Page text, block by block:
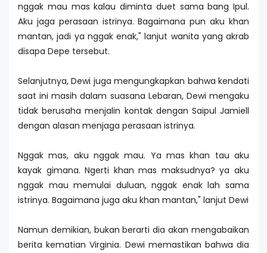
nggak mau mas kalau diminta duet sama bang Ipul.
Aku jaga perasaan istrinya. Bagaimana pun aku khan
mantan, jadi ya nggak enak," lanjut wanita yang akrab
disapa Depe tersebut.
Selanjutnya, Dewi juga mengungkapkan bahwa kendati
saat ini masih dalam suasana Lebaran, Dewi mengaku
tidak berusaha menjalin kontak dengan Saipul Jamiell
dengan alasan menjaga perasaan istrinya.
Nggak mas, aku nggak mau. Ya mas khan tau aku
kayak gimana. Ngerti khan mas maksudnya? ya aku
nggak mau memulai duluan, nggak enak lah sama
istrinya. Bagaimana juga aku khan mantan," lanjut Dewi
Namun demikian, bukan berarti dia akan mengabaikan
berita kematian Virginia. Dewi memastikan bahwa dia